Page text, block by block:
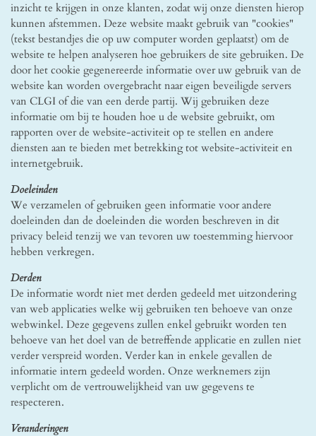
inzicht te krijgen in onze klanten, zodat wij onze diensten hierop
kunnen afstemmen. Deze website maakt gebruik van "cookies"
(tekst bestandjes die op uw computer worden geplaatst) om de
website te helpen analyseren hoe gebruikers de site gebruiken. De
door het cookie gegenereerde informatie over uw gebruik van de
website kan worden overgebracht naar eigen beveiligde servers
van CLGI of die van een derde partij. Wij gebruiken deze
informatie om bij te houden hoe u de website gebruikt, om
rapporten over de website-activiteit op te stellen en andere
diensten aan te bieden met betrekking tot website-activiteit en
internetgebruik.
Doeleinden
We verzamelen of gebruiken geen informatie voor andere
doeleinden dan de doeleinden die worden beschreven in dit
privacy beleid tenzij we van tevoren uw toestemming hiervoor
hebben verkregen.
Derden
De informatie wordt niet met derden gedeeld met uitzondering
van web applicaties welke wij gebruiken ten behoeve van onze
webwinkel. Deze gegevens zullen enkel gebruikt worden ten
behoeve van het doel van de betreffende applicatie en zullen niet
verder verspreid worden. Verder kan in enkele gevallen de
informatie intern gedeeld worden. Onze werknemers zijn
verplicht om de vertrouwelijkheid van uw gegevens te
respecteren.
Veranderingen